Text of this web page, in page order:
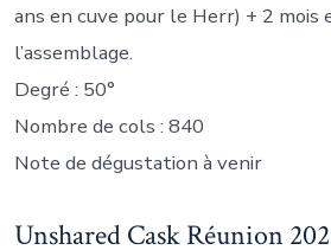
ans en cuve pour le Herr) + 2 mois
l’assemblage.
Degré : 50°
Nombre de cols : 840
Note de dégustation à venir
Unshared Cask Réunion